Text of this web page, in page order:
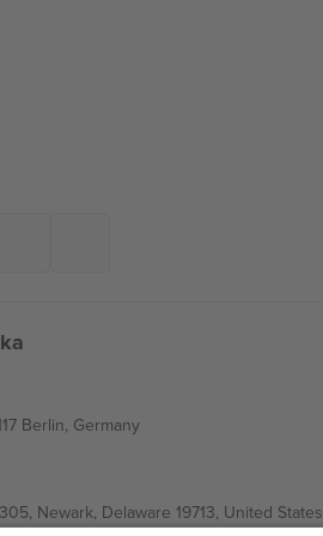
Berlin, Germany
Newark, Delaware 19713, United States